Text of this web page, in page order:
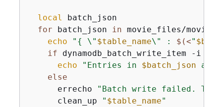
local
batch_json
for batch_json in movie_files/
echo
" { \" $table_name\" : $(<"
if dynamodb_batch_write_item -i
echo
"Entries in $batch_json
else
      errecho
"Batch write failed.
      clean_up
" $table_name"